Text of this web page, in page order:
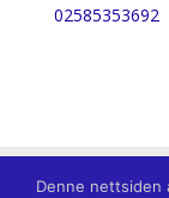
02585353692
Denne nettsiden